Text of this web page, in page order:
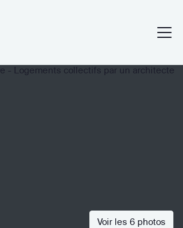
Voir les 6 photos